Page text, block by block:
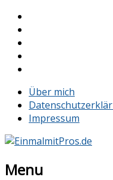
Über mich
Impressum
Menu